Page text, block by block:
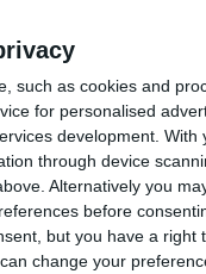
such as cookies and
for personalised
development. With
through device
Alternatively you
before
but you have a right
change your
de 8 iunie 2017.